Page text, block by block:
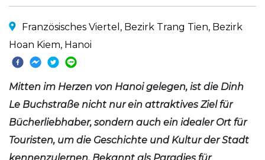
Französisches Viertel, Bezirk Trang Tien, Bezirk
Hoan Kiem, Hanoi
Mitten im Herzen von Hanoi gelegen, ist die Dinh
Le Buchstraße nicht nur ein attraktives Ziel für
Bücherliebhaber, sondern auch ein idealer Ort für
Touristen, um die Geschichte und Kultur der Stadt